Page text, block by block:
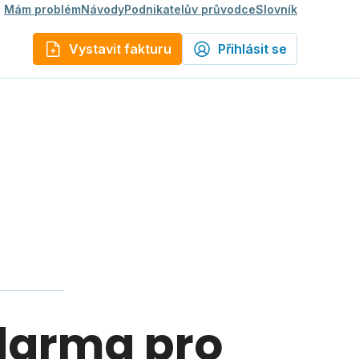
Mám problémNávodyPodnikatelův průvodceSlovník
Vystavit fakturu Přihlásit se
pro